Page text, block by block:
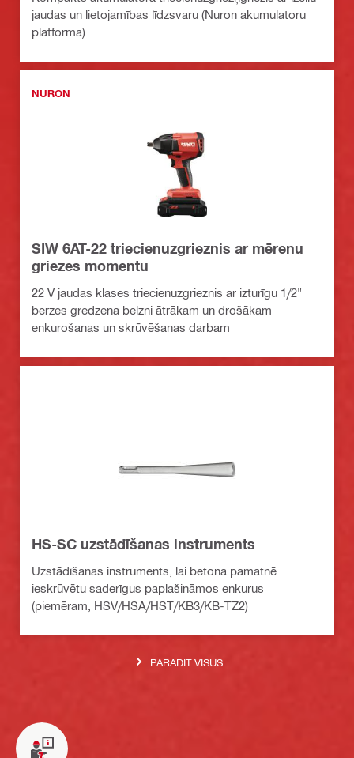
jaudas un lietojamības līdzsvaru (Nuron akumulatoru
platforma)
NURON
SIW 6AT-22 triecienuzgrieznis ar mērenu
griezes momentu
22 V jaudas klases triecienuzgrieznis ar izturīgu 1/2"
berzes gredzena belzni ātrākam un drošākam
enkurošanas un skrūvēšanas darbam
HS-SC uzstādīšanas instruments
Uzstādīšanas instruments, lai betona pamatnē
ieskrūvētu saderīgus paplašināmos enkurus
(piemēram, HSV/HSA/HST/KB3/KB-TZ2)
PARĀDĪT VISUS